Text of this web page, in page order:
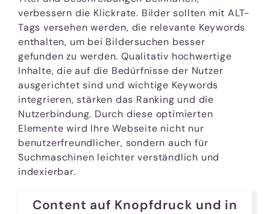
verbessern die Klickrate. Bilder sollten mit ALT-
Tags versehen werden, die relevante Keywords
enthalten, um bei Bildersuchen besser
gefunden zu werden. Qualitativ hochwertige
Inhalte, die auf die Bedürfnisse der Nutzer
ausgerichtet sind und wichtige Keywords
integrieren, stärken das Ranking und die
Nutzerbindung. Durch diese optimierten
Elemente wird Ihre Webseite nicht nur
benutzerfreundlicher, sondern auch für
Suchmaschinen leichter verständlich und
indexierbar.
Content auf Knopfdruck und in